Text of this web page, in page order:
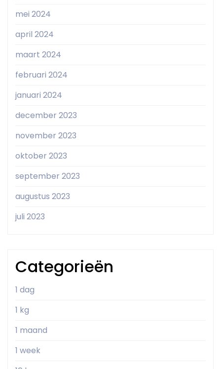
mei 2024
april 2024
maart 2024
februari 2024
januari 2024
december 2023
november 2023
oktober 2023
september 2023
augustus 2023
juli 2023
Categorieën
1 dag
1 kg
1 maand
1 week